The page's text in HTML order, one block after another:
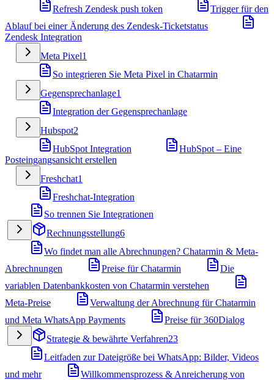
Refresh Zendesk push token
Trigger für den
Ablauf bei einer Änderung des Zendesk-Ticketstatus
Zendesk Integration
Meta Pixel1
So integrieren Sie Meta Pixel in Chatarmin
Gegensprechanlage1
Integration der Gegensprechanlage
Hubspot2
HubSpot Integration
HubSpot – Eine
Posteingangsansicht erstellen
Freshchat1
Freshchat-Integration
So trennen Sie Integrationen
Rechnungsstellung6
Wo findet man alle Abrechnungen? Chatarmin & Meta-
Abrechnungen
Preise für Chatarmin
Die
variablen Datenbankkosten von Chatarmin verstehen
Meta-Preise
Verwaltung der Abrechnung für Chatarmin
und Meta WhatsApp Payments
Preise für 360Dialog
Strategie & bewährte Verfahren23
Leitfaden zur Dateigröße bei WhatsApp: Bilder, Videos
und mehr
Willkommensprozess & Anreicherung von